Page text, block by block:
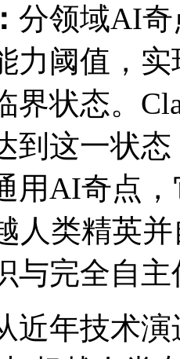
分领域AI
力阈值，
界状态。
到这一状
用AI奇点
人类精英
与完全自
近年技术